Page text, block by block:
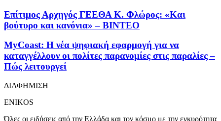
Επίτιμος Αρχηγός ΓΕΕΘΑ Κ. Φλώρος: «Και
βούτυρο και κανόνια» – ΒΙΝΤΕΟ
MyCoast: Η νέα ψηφιακή εφαρμογή για να
καταγγέλλουν οι πολίτες παρανομίες στις παραλίες –
Πώς λειτουργεί
ΔΙΑΦΗΜΙΣΗ
ENIKOS
Όλες οι ειδήσεις από την Ελλάδα και τον κόσμο με την εγκυρότητα